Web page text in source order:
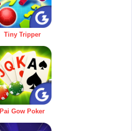
Tiny Tripper
Pai Gow Poker